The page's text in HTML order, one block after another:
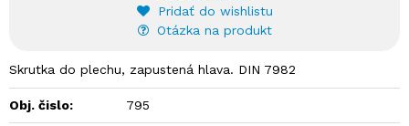
Pridať do wishlistu
Otázka na produkt
Skrutka do plechu, zapustená hlava. DIN 7982
Obj. čislo: 795